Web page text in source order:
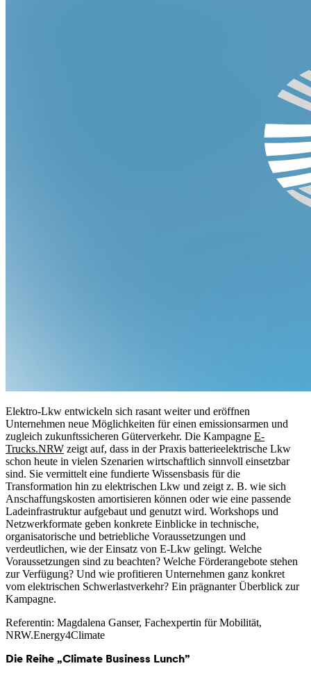
Elektro-Lkw entwickeln sich rasant weiter und eröffnen
Unternehmen neue Möglichkeiten für einen emissionsarmen und
zugleich zukunftssicheren Güterverkehr. Die Kampagne E-
Trucks.NRW zeigt auf, dass in der Praxis batterieelektrische Lkw
schon heute in vielen Szenarien wirtschaftlich sinnvoll einsetzbar
sind. Sie vermittelt eine fundierte Wissensbasis für die
Transformation hin zu elektrischen Lkw und zeigt z. B. wie sich
Anschaffungskosten amortisieren können oder wie eine passende
Ladeinfrastruktur aufgebaut und genutzt wird. Workshops und
Netzwerkformate geben konkrete Einblicke in technische,
organisatorische und betriebliche Voraussetzungen und
verdeutlichen, wie der Einsatz von E-Lkw gelingt. Welche
Voraussetzungen sind zu beachten? Welche Förderangebote stehen
zur Verfügung? Und wie profitieren Unternehmen ganz konkret
vom elektrischen Schwerlastverkehr? Ein prägnanter Überblick zur
Kampagne.
Referentin: Magdalena Ganser, Fachexpertin für Mobilität,
NRW.Energy4Climate
Die Reihe „Climate Business Lunch”